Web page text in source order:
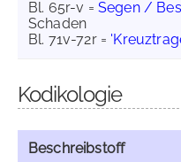
Bl. 65r-v = Segen /
Schaden
Bl. 71v-72r =
Kodikologie
Beschreibstoff